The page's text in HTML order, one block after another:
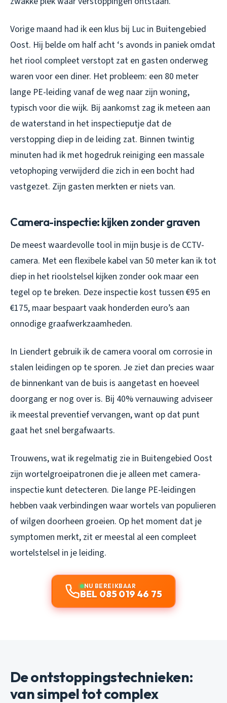
Vorige maand had ik een klus bij Luc in Buitengebied
Oost. Hij belde om half acht ‘s avonds in paniek omdat
het riool compleet verstopt zat en gasten onderweg
waren voor een diner. Het probleem: een 80 meter
lange PE-leiding vanaf de weg naar zijn woning,
typisch voor die wijk. Bij aankomst zag ik meteen aan
de waterstand in het inspectieputje dat de
verstopping diep in de leiding zat. Binnen twintig
minuten had ik met hogedruk reiniging een massale
vetophoping verwijderd die zich in een bocht had
vastgezet. Zijn gasten merkten er niets van.
Camera-inspectie: kijken zonder graven
De meest waardevolle tool in mijn busje is de CCTV-
camera. Met een flexibele kabel van 50 meter kan ik tot
diep in het rioolstelsel kijken zonder ook maar een
tegel op te breken. Deze inspectie kost tussen €95 en
€175, maar bespaart vaak honderden euro’s aan
onnodige graafwerkzaamheden.
In Liendert gebruik ik de camera vooral om corrosie in
stalen leidingen op te sporen. Je ziet dan precies waar
de binnenkant van de buis is aangetast en hoeveel
doorgang er nog over is. Bij 40% vernauwing adviseer
ik meestal preventief vervangen, want op dat punt
gaat het snel bergafwaarts.
Trouwens, wat ik regelmatig zie in Buitengebied Oost
zijn wortelgroeipatronen die je alleen met camera-
inspectie kunt detecteren. Die lange PE-leidingen
hebben vaak verbindingen waar wortels van populieren
of wilgen doorheen groeien. Op het moment dat je
symptomen merkt, zit er meestal al een compleet
wortelstelsel in je leiding.
NU BEREIKBAAR
BEL 085 019 46 75
De ontstoppingstechnieken:
van simpel tot complex